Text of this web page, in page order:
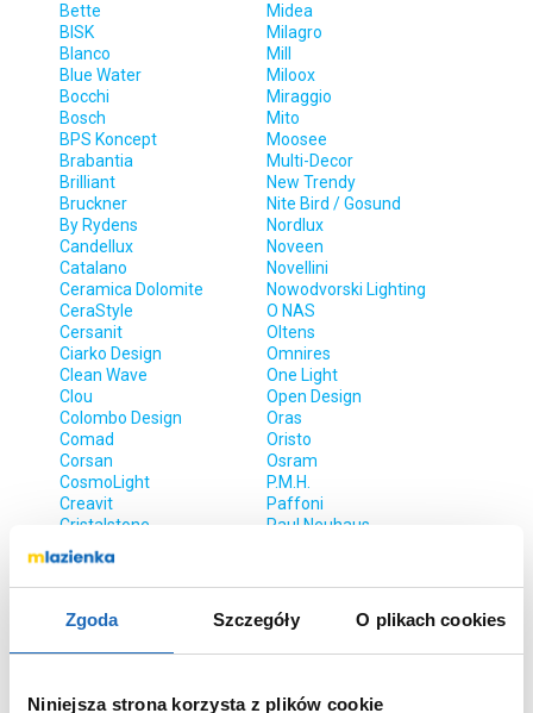
Zgoda Szczegóły O plikach cookies
Niniejsza strona korzysta z plików cookie
Bette
BISK
Blanco
Blue Water
Bocchi
Bosch
BPS Koncept
Brabantia
Brilliant
Bruckner
By Rydens
Candellux
Catalano
Ceramica Dolomite
CeraStyle
Cersanit
Ciarko Design
Clean Wave
Clou
Colombo Design
Comad
Corsan
CosmoLight
Creavit
Cristalstone
Dallmer
Danfoss
Deante
Defra
Dornbracht
DPM
Duravit
Midea
Milagro
Mill
Miloox
Miraggio
Mito
Moosee
Multi-Decor
New Trendy
Nite Bird / Gosund
Nordlux
Noveen
Novellini
Nowodvorski Lighting
O NAS
Oltens
Omnires
One Light
Open Design
Oras
Oristo
Osram
P.M.H.
Paffoni
Paul Neuhaus
Polimat
Polysan
Primagran
Purmo
Q-Bath